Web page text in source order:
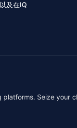
及在IQ
Seize your